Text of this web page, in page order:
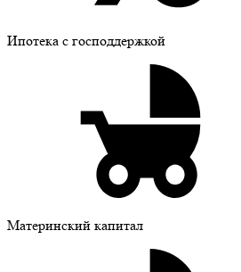
Ипотека с господдержкой
Материнский капитал